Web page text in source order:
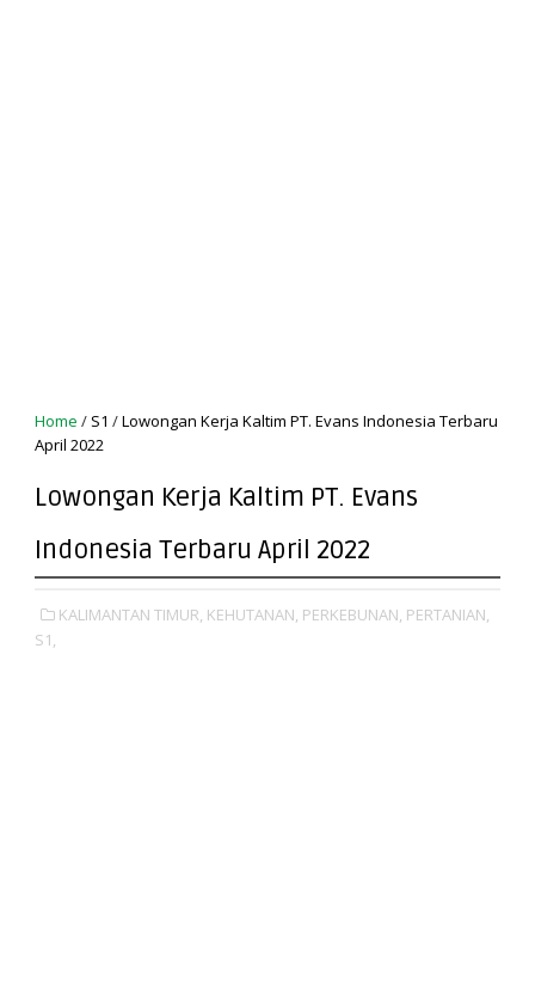
Home / S1 /Lowongan Kerja Kaltim PT. Evans Indonesia Terbaru
April 2022
Lowongan Kerja Kaltim PT. Evans
Indonesia Terbaru April 2022
KALIMANTAN TIMUR, KEHUTANAN, PERKEBUNAN, PERTANIAN,
S1,